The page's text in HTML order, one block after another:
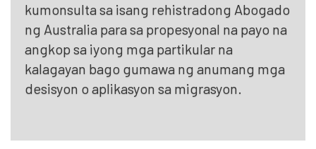
kumonsulta sa isang rehistradong Abogado
ng Australia para sa propesyonal na payo na
angkop sa iyong mga partikular na
kalagayan bago gumawa ng anumang mga
desisyon o aplikasyon sa migrasyon.